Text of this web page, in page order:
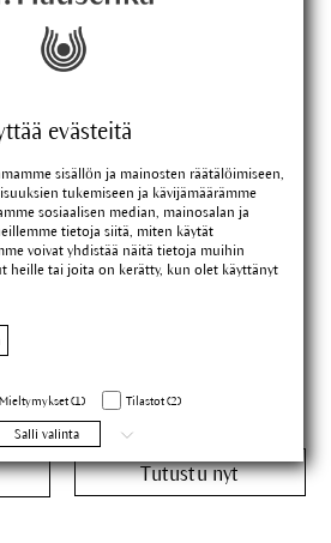
evästeitä
sisällön ja mainosten räätälöimiseen,
tukemiseen ja kävijämäärämme
sosiaalisen median, mainosalan ja
tietoja siitä, miten käytät
voivat yhdistää näitä tietoja muihin
heille tai joita on kerätty, kun olet käyttänyt
Mieltymykset (1) Tilastot (2)
Salli valinta
Korostuspuuteri
Tutustu nyt